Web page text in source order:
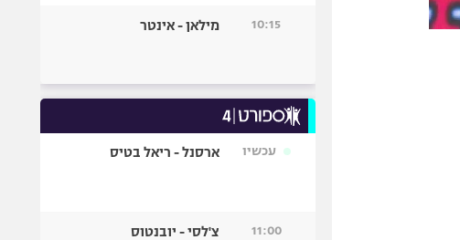
10:15 מילאן - אינטר
עכשיו ארסנל - ריאל בטיס
11:00 צ'לסי - יובנטוס